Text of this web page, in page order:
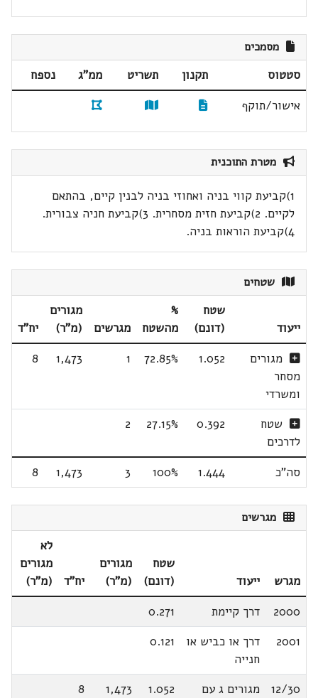
מסמכים
סטטוס תקנון תשריט ממ"ג
נספח
אישור/תוקף
מטרת התוכנית
1)קביעת קווי בניה ואחוזי בניה לבנין קיים, בהתאם
לקיים. 2)קביעת חזית מסחרית. 3)קביעת חניה צבורית.
4)קביעת הוראות בניה.
שטחים
ייעוד
שטח
(דונם)
%
מהשטח
מגרשים
מגורים
(מ"ר)
יח"ד
מגורים
מסחר
ומשרדי
1.052
72.85%
1
1,473
8
שטח
לדרכים
0.392
27.15%
2
סה"כ 1.444
100%
3
1,473
8
מגרשים
מגרש ייעוד
שטח
(דונם)
מגורים
(מ"ר)
יח"ד
לא
מגורים
(מ"ר)
2000
דרך קיימת
0.271
2001
דרך או כביש או
חנייה
0.121
12/30
מגורים ג עם
1.052
1,473
8